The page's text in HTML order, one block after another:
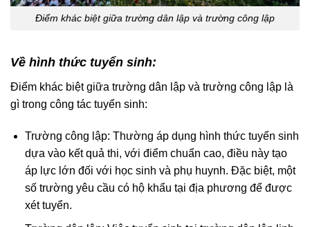
Điểm khác biệt giữa trường dân lập và trường công lập
Về hình thức tuyển sinh:
Điểm khác biệt giữa trường dân lập và trường công lập là
gì trong công tác tuyển sinh:
Trường công lập: Thường áp dụng hình thức tuyển sinh
dựa vào kết quả thi, với điểm chuẩn cao, điều này tạo
áp lực lớn đối với học sinh và phụ huynh. Đặc biệt, một
số trường yêu cầu có hộ khẩu tại địa phương để được
xét tuyển.